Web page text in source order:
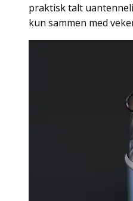
praktisk talt
kun sammen med